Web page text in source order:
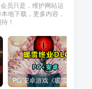
员只是，维护网站运
地下载，更多内容，
！